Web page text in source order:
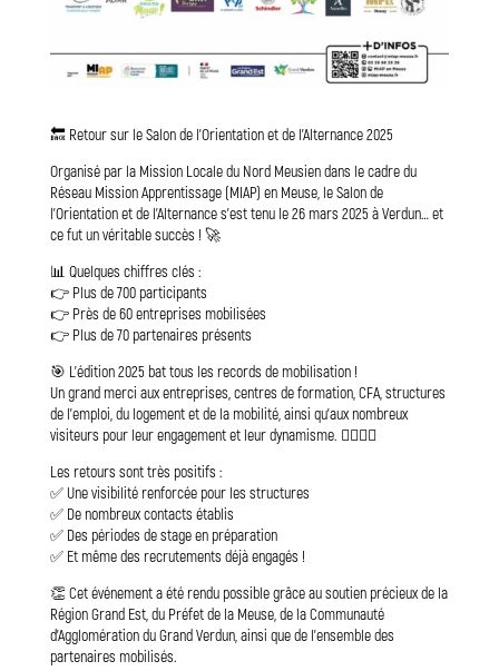
🔙 Retour sur le Salon de l’Orientation et de l’Alternance 2025
Organisé par la Mission Locale du Nord Meusien dans le cadre du
Réseau Mission Apprentissage (MIAP) en Meuse, le Salon de
l’Orientation et de l’Alternance s’est tenu le 26 mars 2025 à Verdun… et
ce fut un véritable succès ! 🚀
📊 Quelques chiffres clés :
👉 Plus de 700 participants
👉 Près de 60 entreprises mobilisées
👉 Plus de 70 partenaires présents
🎯 L’édition 2025 bat tous les records de mobilisation !
Un grand merci aux entreprises, centres de formation, CFA, structures
de l’emploi, du logement et de la mobilité, ainsi qu’aux nombreux
visiteurs pour leur engagement et leur dynamisme. 🙋‍♀️🙋‍♂️
Les retours sont très positifs :
✅ Une visibilité renforcée pour les structures
✅ De nombreux contacts établis
✅ Des périodes de stage en préparation
✅ Et même des recrutements déjà engagés !
👏 Cet événement a été rendu possible grâce au soutien précieux de la
Région Grand Est, du Préfet de la Meuse, de la Communauté
d’Agglomération du Grand Verdun, ainsi que de l’ensemble des
partenaires mobilisés.